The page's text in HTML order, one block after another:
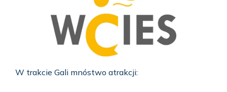
W trakcie Gali mnóstwo atrakcji: